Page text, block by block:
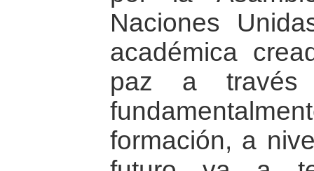
Naciones
académica
paz a través
formación, a